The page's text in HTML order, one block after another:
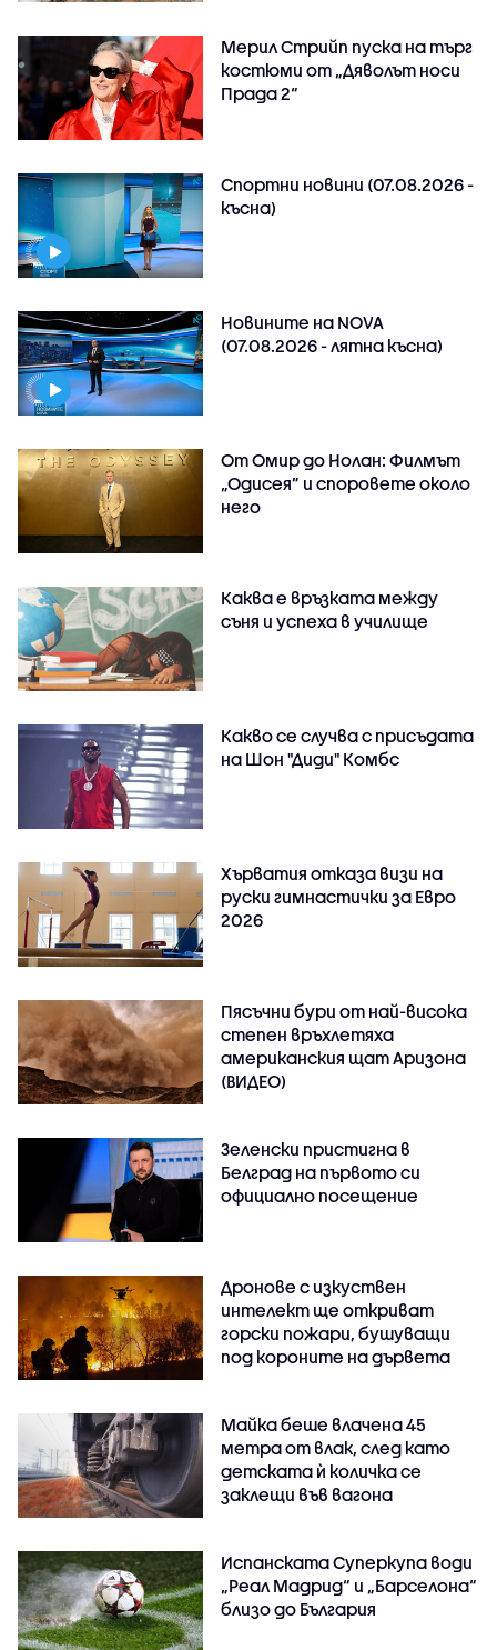
Мерил Стрийп пуска на търг
костюми от „Дяволът носи
Прада 2“
Спортни новини (07.08.2026 -
късна)
Новините на NOVA
(07.08.2026 - лятна късна)
От Омир до Нолан: Филмът
„Одисея” и споровете около
него
Каква е връзката между
съня и успеха в училище
Какво се случва с присъдата
на Шон "Диди" Комбс
Хърватия отказа визи на
руски гимнастички за Евро
2026
Пясъчни бури от най-висока
степен връхлетяха
американския щат Аризона
(ВИДЕО)
Зеленски пристигна в
Белград на първото си
официално посещение
Дронове с изкуствен
интелект ще откриват
горски пожари, бушуващи
под короните на дървета
Майка беше влачена 45
метра от влак, след като
детската ѝ количка се
заклещи във вагона
Испанската Суперкупа води
„Реал Мадрид“ и „Барселона“
близо до България